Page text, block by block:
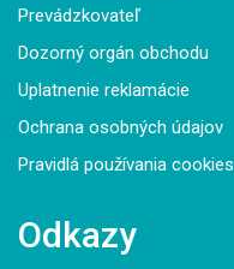
Prevádzkovateľ
Dozorný orgán obchodu
Uplatnenie reklamácie
Ochrana osobných údajov
Pravidlá používania cookies
Odkazy